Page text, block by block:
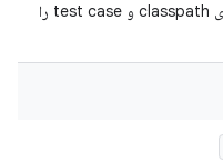
تمام پیکربندی‌های موجود در دایرکتوری‌های classpath و test case را